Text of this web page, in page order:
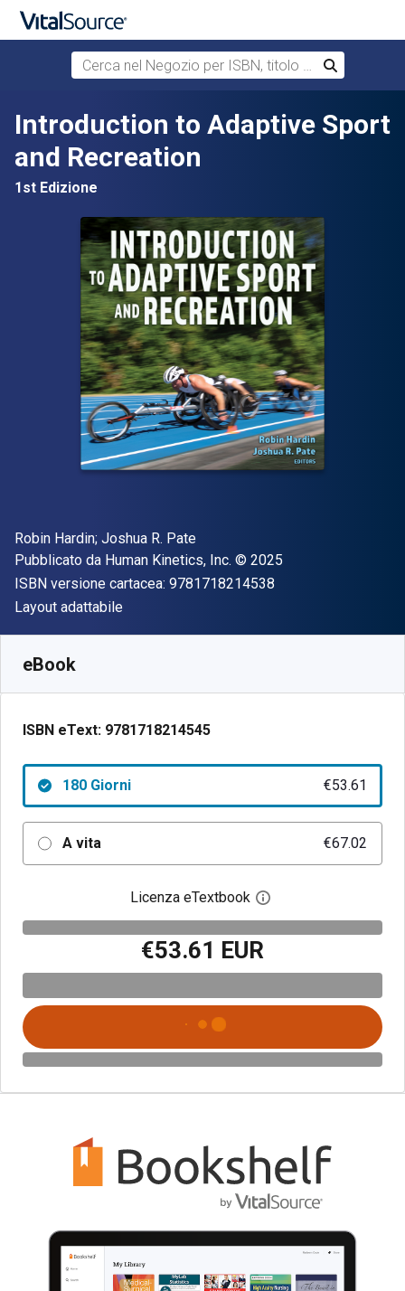
Passa al contenuto principale
Cerca nel Negozio per ISBN, titolo o autore
Cerca
Introduction to Adaptive Sport
and Recreation
1st Edizione
Autore(i)
Robin Hardin; Joshua R. Pate
Editore
Pubblicato da Human Kinetics, Inc. Copyright
© 2025
ISBN versione cartacea: 9781718214538
Formato
Layout adattabile
eBook
ISBN eText: 9781718214545
180 Giorni €53.61
A vita €67.02
Licenza eTextbook Apri la finestra di
€53.61 EUR